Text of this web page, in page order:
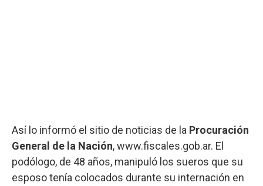
Así lo informó el sitio de noticias de la Procuración
General de la Nación, www.fiscales.gob.ar. El
podólogo, de 48 años, manipuló los sueros que su
esposo tenía colocados durante su internación en